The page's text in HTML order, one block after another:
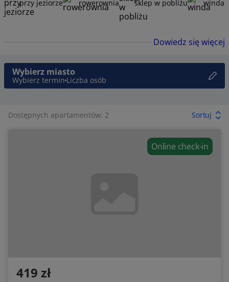
przy jeziorze rowerownia sklep w pobliżu winda
Dowiedz się więcej
Wybierz miasto
Wybierz termin Liczba osób
Dostępnych apartamentów: 2 Sortuj
Online check-in
419 zł